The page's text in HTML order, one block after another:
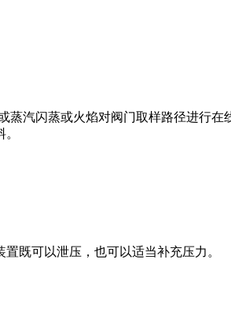
汽闪蒸或火焰对阀门取样路径进行在
既可以泄压，也可以适当补充压力。